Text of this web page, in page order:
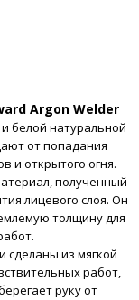
Argon Welder
белой натуральной
от попадания
и открытого огня.
полученный
лицевого слоя. Он
толщину для
сделаны из мягкой
работ,
руку от